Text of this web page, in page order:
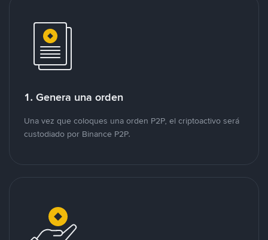
1. Genera una orden
Una vez que coloques una orden P2P, el criptoactivo será
custodiado por Binance P2P.